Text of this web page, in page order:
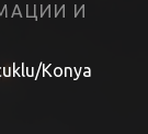
И
Konya